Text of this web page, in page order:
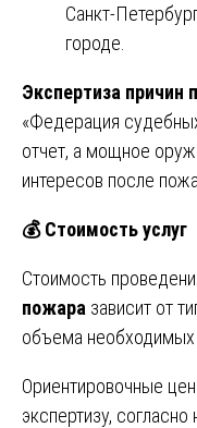
Санкт-
городе.
Экспертиза причин
«Федерация
отчет, а мощное
интересов после
💰Стоимость услуг
Стоимость
пожара зависит от
объема необходимых
Ориентировочные
экспертизу,